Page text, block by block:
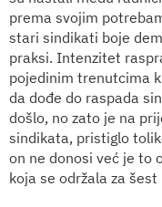
prema svojim
stari sindikati boje
praksi. Intenzitet
pojedinim trenutcima
da dođe do raspada
došlo, no zato je na
sindikata, pristiglo
on ne donosi već je to
koja se održala za šest